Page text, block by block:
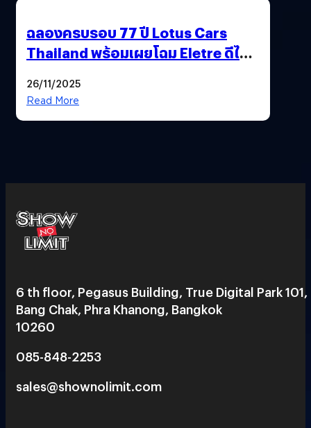
ฉลองครบรอบ 77 ปี Lotus Cars
Thailand พร้อมเผยโฉม Eletre ดีไซน์
26/11/2025
Read More
6 th floor, Pegasus Building, True Digital Park 101,
Bang Chak, Phra Khanong, Bangkok
10260
085-848-2253
sales@shownolimit.com